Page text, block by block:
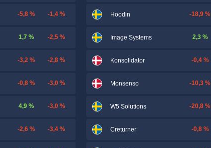
-5,8 % -1,4 %
1,7 % -2,5 %
-3,2 % -2,8 %
-0,8 % -3,0 %
4,9 % -3,0 %
-2,6 % -3,4 %
Hoodin -18,9 %
Image Systems 2,3 %
Konsolidator -0,4 %
Monsenso -10,3 %
W5 Solutions -20,8 %
Creturner -0,8 %